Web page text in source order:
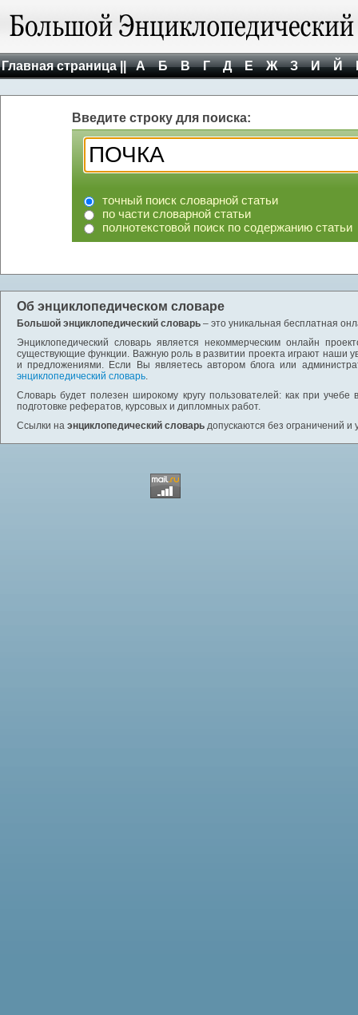
Главная страница || А Б В Г Д Е Ж З И Й
Введите строку для поиска:
точный поиск словарной статьи
по части словарной статьи
полнотекстовой поиск по содержанию статьи
Об энциклопедическом словаре
Большой энциклопедический словарь – это уникальная бесплатная
Энциклопедический словарь является некоммерческим онлайн
существующие функции. Важную роль в развитии проекта играют наши
и предложениями. Если Вы являетесь автором блога или
энциклопедический словарь.
Словарь будет полезен широкому кругу пользователей: как при
подготовке рефератов, курсовых и дипломных работ.
Ссылки на энциклопедический словарь допускаются без ограничений и